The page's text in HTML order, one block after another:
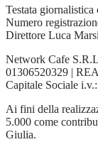
Testata
Numero
Direttore Luca
Network Cafe
01306520329 |
Capitale Sociale
Ai fini della
5.000 come
Giulia.